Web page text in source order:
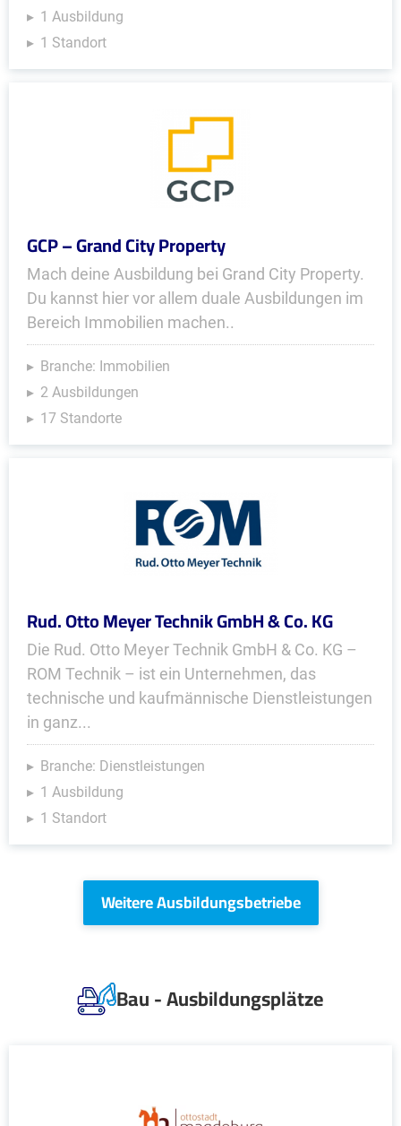
1 Ausbildung
1 Standort
GCP – Grand City Property
Mach deine Ausbildung bei Grand City Property.
Du kannst hier vor allem duale Ausbildungen im
Bereich Immobilien machen..
Branche: Immobilien
2 Ausbildungen
17 Standorte
Rud. Otto Meyer Technik GmbH & Co. KG
Die Rud. Otto Meyer Technik GmbH & Co. KG –
ROM Technik – ist ein Unternehmen, das
technische und kaufmännische Dienstleistungen
in ganz...
Branche: Dienstleistungen
1 Ausbildung
1 Standort
Weitere Ausbildungsbetriebe
Bau - Ausbildungsplätze